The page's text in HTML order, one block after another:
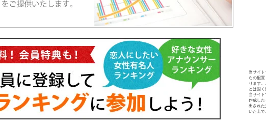
当サイ
らの配
ります
とは固く
当サイ
作成した
出された
いた上で